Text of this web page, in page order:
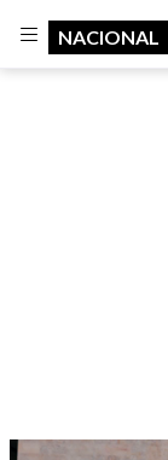
NACIONAL